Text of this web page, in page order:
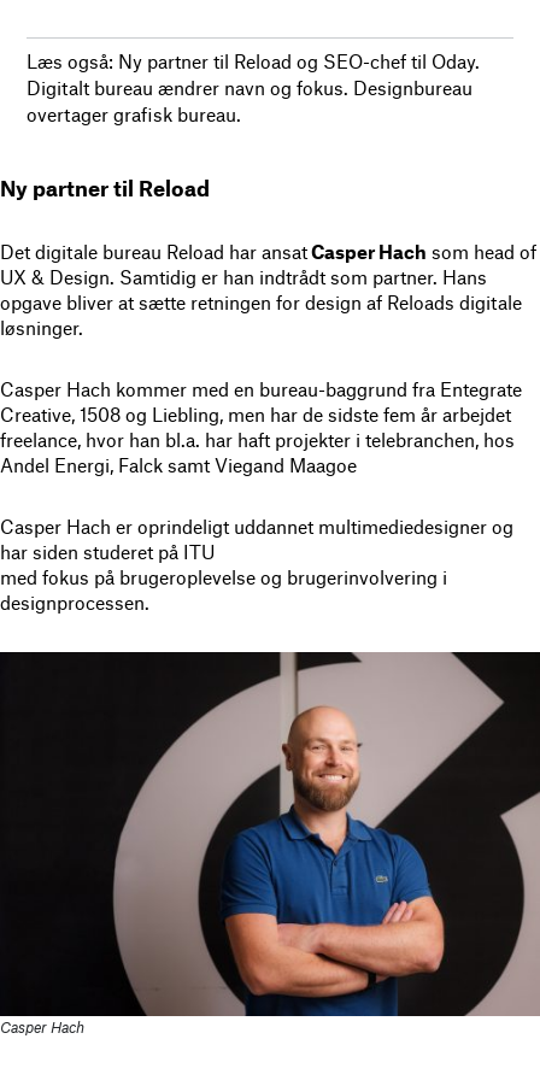
Læs også: Ny partner til Reload og SEO-chef til Oday.
Digitalt bureau ændrer navn og fokus. Designbureau
overtager grafisk bureau.
Ny partner til Reload
Det digitale bureau Reload har ansatCasper Hach som head of
UX & Design. Samtidig er han indtrådt som partner. Hans
opgave bliver at sætte retningen for design af Reloads digitale
løsninger.
Casper Hach kommer med en bureau-baggrund fra Entegrate
Creative, 1508 og Liebling, men har de sidste fem år arbejdet
freelance, hvor han bl.a. har haft projekter i telebranchen, hos
Andel Energi, Falck samt Viegand Maagoe
Casper Hach er oprindeligt uddannet multimediedesigner og
har siden studeret på ITU
med fokus på brugeroplevelse og brugerinvolvering i
designprocessen.
Casper Hach